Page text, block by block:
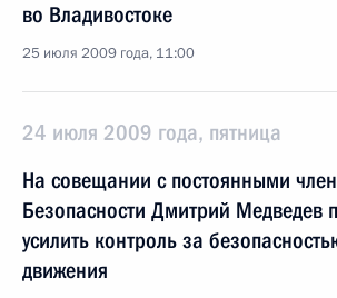
во Владивостоке
25 июля 2009 года, 11:00
24 июля 2009 года, пятница
На совещании с постоянными
Безопасности Дмитрий Медведев
усилить контроль за
движения